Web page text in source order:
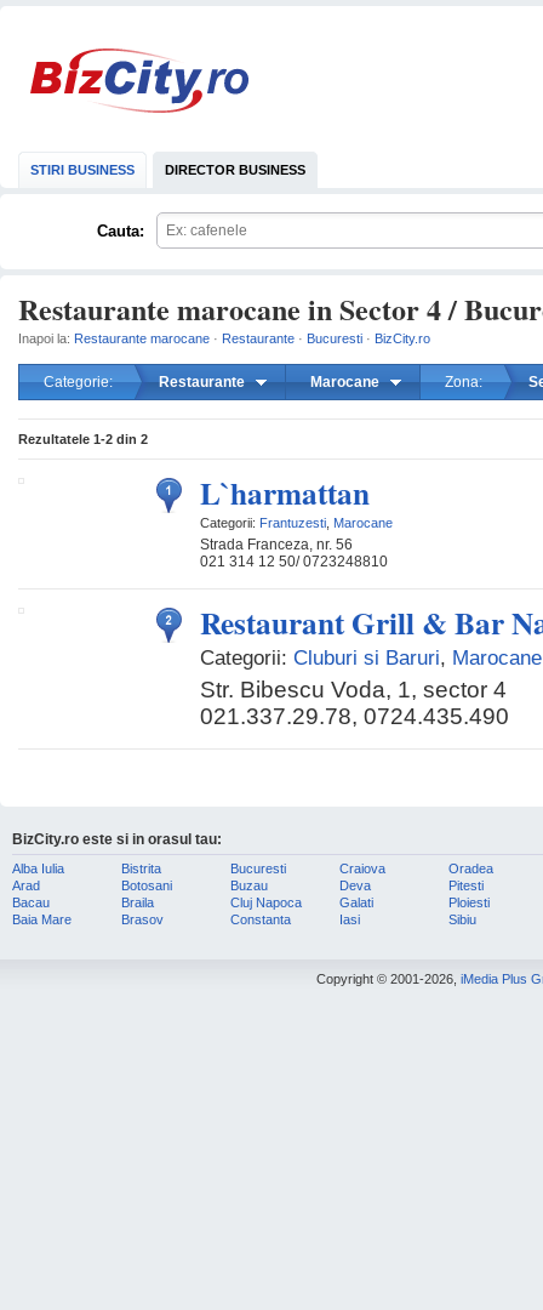
STIRI BUSINESS DIRECTOR BUSINESS
Cauta:
Restaurante marocane in Sector 4 /
Inapoi la: Restaurante marocane · Restaurante · Bucuresti · BizCity.ro
Categorie: Restaurante Marocane Zona:
Rezultatele 1-2 din 2
L`harmattan
Categorii: Frantuzesti Marocane
Strada Franceza, nr. 56
021 314 12 50/ 0723248810
Restaurant Grill & Bar
Categorii: Cluburi si Baruri, Marocane
Str. Bibescu Voda, 1, sector 4
021.337.29.78, 0724.435.490
BizCity.ro este si in orasul tau:
Alba Iulia
Arad
Bacau
Baia Mare
Bistrita
Botosani
Braila
Brasov
Bucuresti
Buzau
Cluj Napoca
Constanta
Craiova
Deva
Galati
Iasi
Oradea
Pitesti
Ploiesti
Sibiu
Copyright © 2001-2026, iMedia Plus